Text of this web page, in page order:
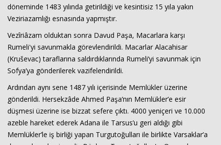
döneminde 1483 yılında getirildiği ve kesintisiz 15 yıla yakın
Veziriazamlığı esnasında yapmıştır.
Vezîriâzam olduktan sonra Davud Paşa, Macarlara karşı
Rumeli'yi savunmakla görevlendirildi. Macarlar Alacahisar
(Kruševac) taraflarına saldırdıklarında Rumeli’yi savunmak için
Sofya’ya gönderilerek vazifelendirildi.
Ardından aynı sene 1487 yılı içerisinde Memlükler üzerine
gönderildi. Hersekzâde Ahmed Paşa’nın Memlükler’e esir
düşmesi üzerine ise bizzat sefere çıktı. 4000 yeniçeri ve 10.000
azeble hareket ederek Adana ile Tarsus’u geri aldığı gibi
Memlükler’le iş birliği yapan Turgutoğulları ile birlikte Varsaklar’a